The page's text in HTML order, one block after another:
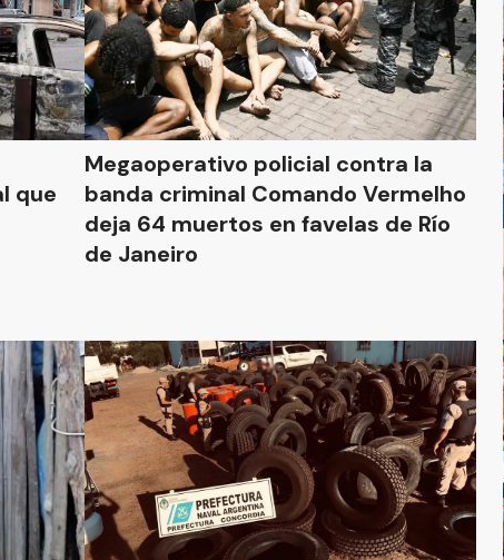
que
Megaoperativo policial contra la
banda criminal Comando Vermelho
deja 64 muertos en favelas de Río
de Janeiro